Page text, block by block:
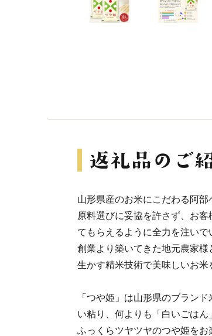
山形県産のお米にこだわる阿
原料選びに妥協を許さず、お
てもらえるように全力を注いで
創業より築いてきた地元農家
生かす精米技術で美味しいお米
「つや姫」は山形県のブラン
い粘り、何よりも「白いごはん
ふっくらツヤツヤのつや姫をお